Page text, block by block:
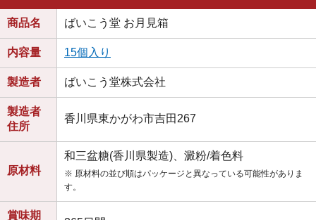
商品名 ばいこう堂 お月見箱
内容量 15個入り
製造者 ばいこう堂株式会社
製造者
住所
香川県東かがわ市吉田267
原材料
和三盆糖(香川県製造)、澱粉/着色料
※ 原材料の並び順はパッケージと異なっている可能性がありま
す。
賞味期